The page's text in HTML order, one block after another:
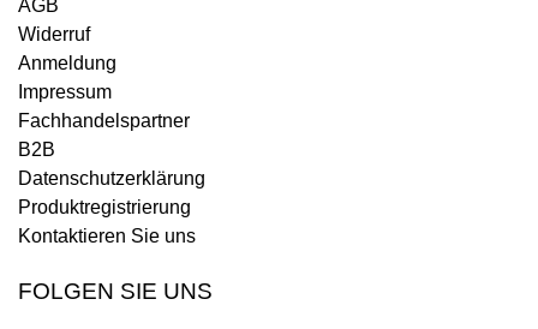
AGB
Widerruf
Anmeldung
Impressum
Fachhandelspartner
B2B
Datenschutzerklärung
Produktregistrierung
Kontaktieren Sie uns
FOLGEN SIE UNS